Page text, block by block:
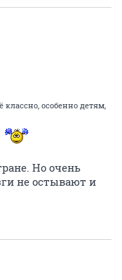
особенно детям,
Но очень
не остывают и